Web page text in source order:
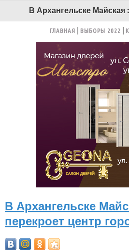
ГЛАВНАЯ ВЫБОРЫ 2022
В Архангельске
перекроет центр